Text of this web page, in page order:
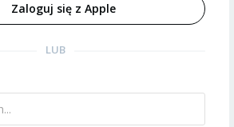
Zaloguj się z Apple
LUB